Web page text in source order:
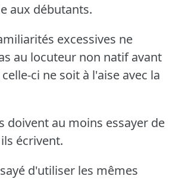
aux débutants.
excessives ne
au locuteur non natif avant
ci ne soit à l'aise avec la
doivent au moins essayer de
écrivent.
d'utiliser les mêmes